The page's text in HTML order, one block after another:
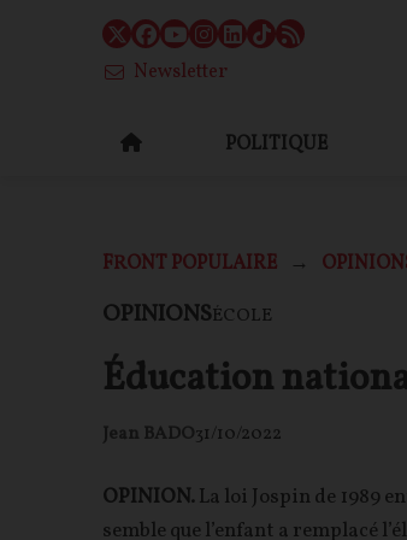
Newsletter
POLITIQUE
FRONT POPULAIRE
OPINIONSÉCOLE
Éducation
Jean BADO31/10/2022
OPINION.La loi Jospin de 1989
semble que l’enfant a remplacé